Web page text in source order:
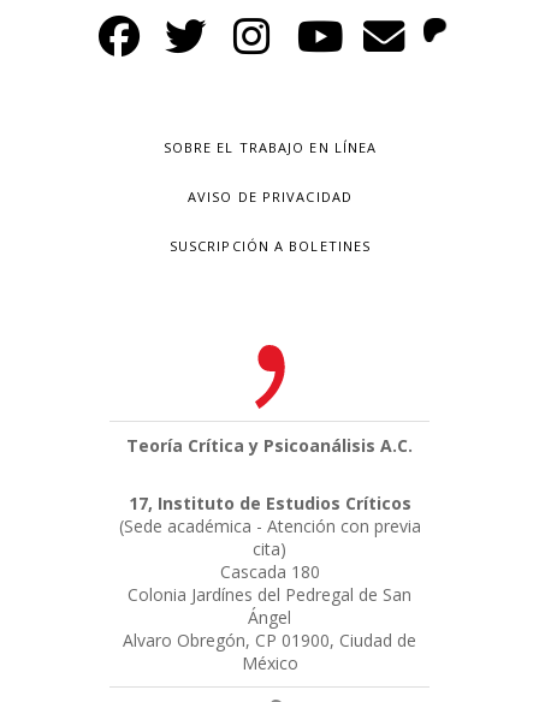
SOBRE EL TRABAJO EN LÍNEA
AVISO DE PRIVACIDAD
SUSCRIPCIÓN A BOLETINES
Teoría Crítica y Psicoanálisis A.C.
17, Instituto de Estudios Críticos
(Sede académica - Atención con previa
cita)
Cascada 180
Colonia Jardínes del Pedregal de San
Ángel
Alvaro Obregón, CP 01900, Ciudad de
México